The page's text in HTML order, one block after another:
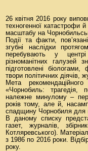
26 квітня 2016 року
техногенної катастрофи й
масштабу на
Події та факти,
згубні наслідки
перебувають у
різноманітних галузей
підготовлені біологами,
твори політичних діячів,
Мета рекомендаційного
«Чорнобиль: трагедія,
належне минулому –
років тому, але й,
спадщину Чорнобиля для
В даному списку
газет, журналів,
Котляревського).
з 1986 по 2016 роки.
року.